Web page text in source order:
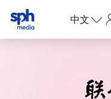
中文